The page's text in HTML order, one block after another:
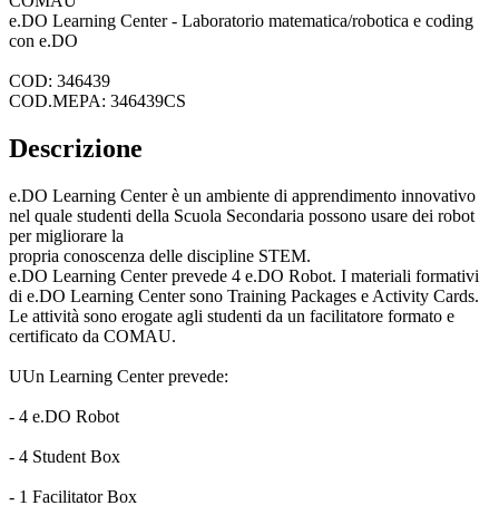
e.DO Learning Center - Laboratorio matematica/robotica e coding
con e.DO
COD: 346439
COD.MEPA: 346439CS
Descrizione
e.DO Learning Center è un ambiente di apprendimento innovativo
nel quale studenti della Scuola Secondaria possono usare dei robot
per migliorare la
propria conoscenza delle discipline STEM.
e.DO Learning Center prevede 4 e.DO Robot. I materiali formativi
di e.DO Learning Center sono Training Packages e Activity Cards.
Le attività sono erogate agli studenti da un facilitatore formato e
certificato da COMAU.
UUn Learning Center prevede:
- 4 e.DO Robot
- 4 Student Box
- 1 Facilitator Box